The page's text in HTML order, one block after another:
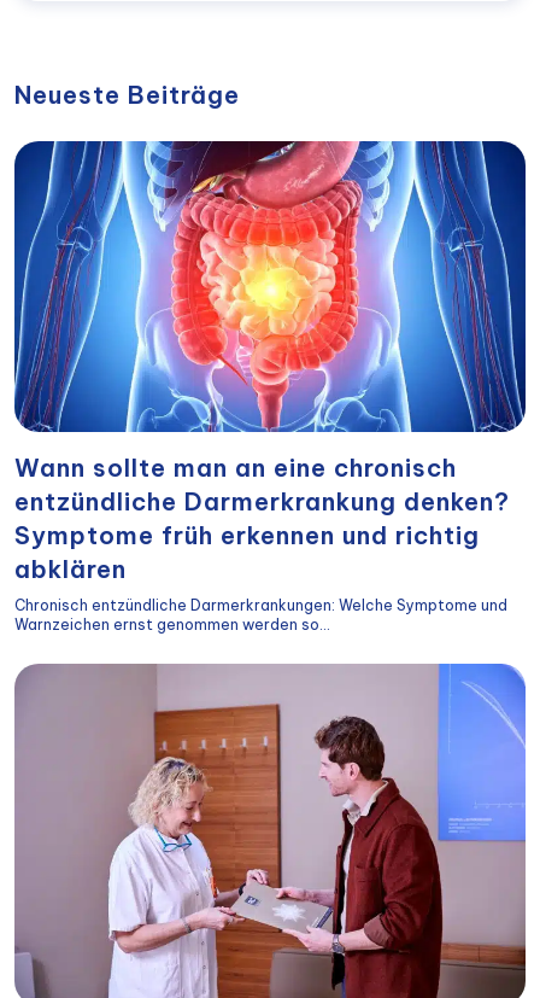
Neueste Beiträge
Wann sollte man an eine chronisch
entzündliche Darmerkrankung denken?
Symptome früh erkennen und richtig
abklären
Chronisch entzündliche Darmerkrankungen: Welche Symptome und
Warnzeichen ernst genommen werden so...